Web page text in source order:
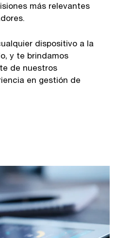
más relevantes
dispositivo a la
y te brindamos
de nuestros
en gestión de